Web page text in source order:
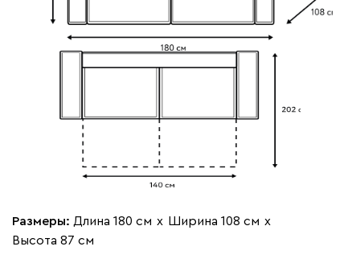
Вертикаль
Размеры: Длина 180 см х Ширина 108 см х
Высота 87 см